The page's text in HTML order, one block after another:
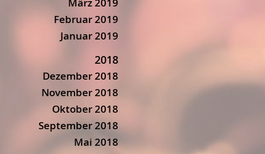
Februar 2019
Januar 2019
2018
Dezember 2018
November 2018
Oktober 2018
September 2018
Mai 2018